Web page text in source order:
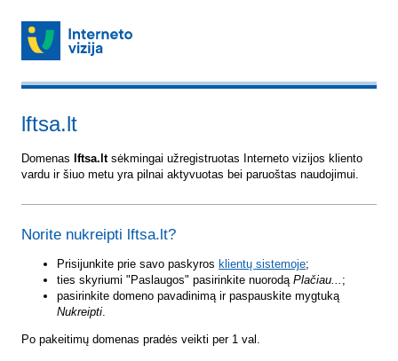
lftsa.lt
Domenas lftsa.ltsėkmingai užregistruotas Interneto vizijos kliento
vardu ir šiuo metu yra pilnai aktyvuotas bei paruoštas naudojimui.
Norite nukreipti lftsa.lt?
Prisijunkite prie savo paskyros klientų sistemoje;
ties skyriumi "Paslaugos" pasirinkite nuorodą Plačiau... ;
pasirinkite domeno pavadinimą ir paspauskite mygtuką
Nukreipti.
Po pakeitimų domenas pradės veikti per 1 val.